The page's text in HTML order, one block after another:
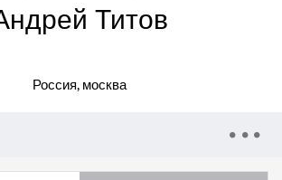
Титов
Россия, москва